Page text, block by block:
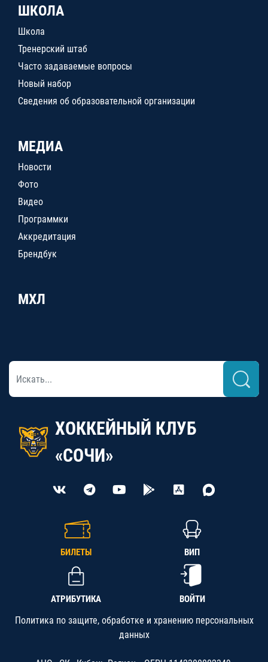
ШКОЛА
Школа
Тренерский штаб
Часто задаваемые вопросы
Новый набор
Сведения об образовательной организации
МЕДИА
Новости
Фото
Видео
Программки
Аккредитация
Брендбук
МХЛ
ХОККЕЙНЫЙ КЛУБ
«СОЧИ»
БИЛЕТЫ ВИП
АТРИБУТИКА ВОЙТИ
Политика по защите, обработке и хранению персональных
данных